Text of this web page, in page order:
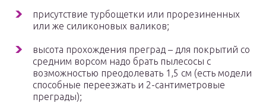
присутствие турбощетки или прорезиненных
или же силиконовых валиков;
высота прохождения преград – для покрытий со
средним ворсом надо брать пылесосы с
возможностью преодолевать 1,5 см (есть модели
способные переезжать и 2-сантиметровые
преграды);